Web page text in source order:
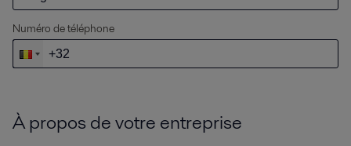
Numéro de téléphone
À propos de votre entreprise